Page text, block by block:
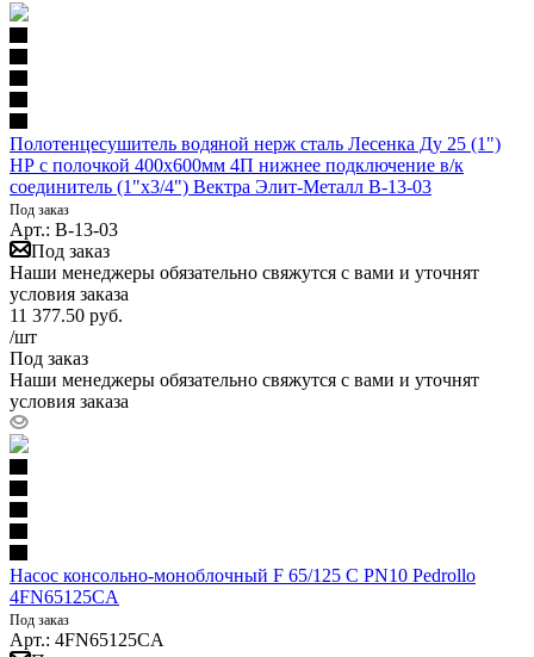
Полотенцесушитель водяной нерж сталь Лесенка Ду 25 (1")
НР с полочкой 400х600мм 4П нижнее подключение в/к
соединитель (1"х3/4") Вектра Элит-Металл В-13-03
Под заказ
Арт.: В-13-03
Под заказ
Наши менеджеры обязательно свяжутся с вами и уточнят
условия заказа
11 377.50 руб.
/шт
Под заказ
Наши менеджеры обязательно свяжутся с вами и уточнят
условия заказа
Насос консольно-моноблочный F 65/125 C PN10 Pedrollo
4FN65125CA
Под заказ
Арт.: 4FN65125CA